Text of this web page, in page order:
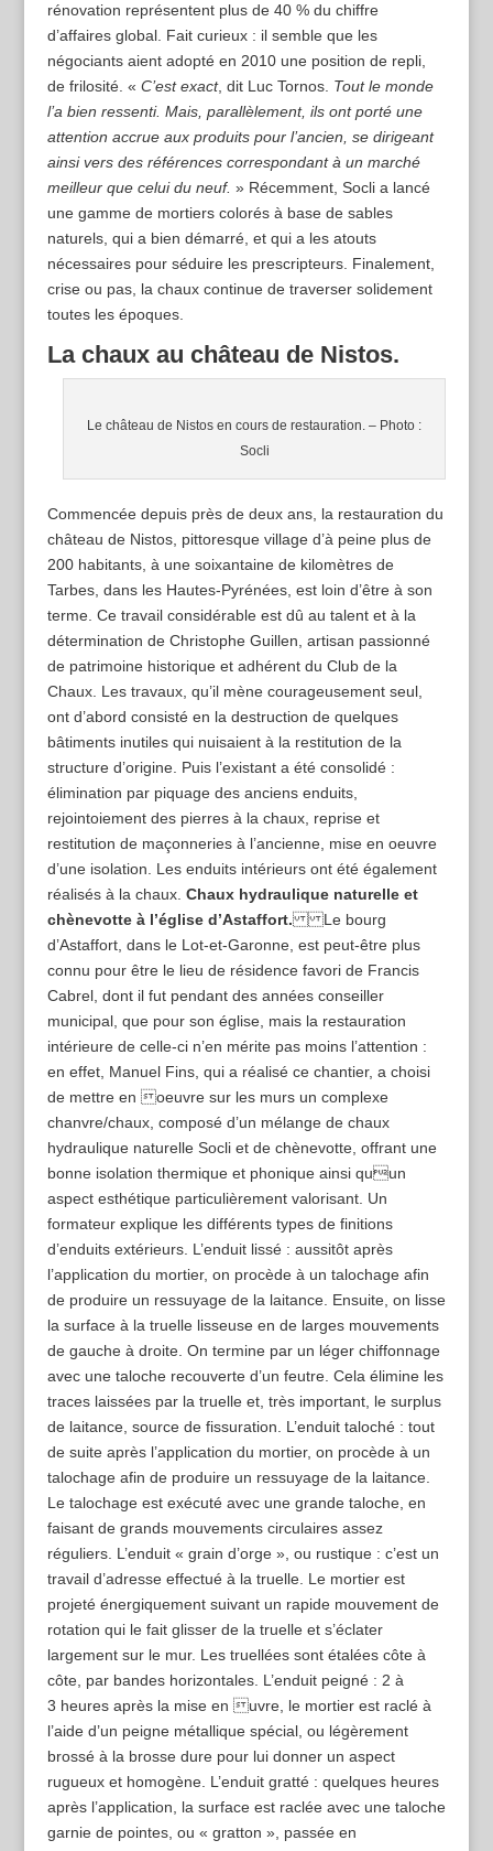
rénovation représentent plus de 40 % du chiffre
d’affaires global. Fait curieux : il semble que les
négociants aient adopté en 2010 une position de repli,
de frilosité. « C’est exact, dit Luc Tornos. Tout le monde
l’a bien ressenti. Mais, parallèlement, ils ont porté une
attention accrue aux produits pour l’ancien, se dirigeant
ainsi vers des références correspondant à un marché
meilleur que celui du neuf. » Récemment, Socli a lancé
une gamme de mortiers colorés à base de sables
naturels, qui a bien démarré, et qui a les atouts
nécessaires pour séduire les prescripteurs. Finalement,
crise ou pas, la chaux continue de traverser solidement
toutes les époques.
La chaux au château de Nistos.
Le château de Nistos en cours de restauration. – Photo :
Socli
Commencée depuis près de deux ans, la restauration du
château de Nistos, pittoresque village d’à peine plus de
200 habitants, à une soixantaine de kilomètres de
Tarbes, dans les Hautes-Pyrénées, est loin d’être à son
terme. Ce travail considérable est dû au talent et à la
détermination de Christophe Guillen, artisan passionné
de patrimoine historique et adhérent du Club de la
Chaux. Les travaux, qu’il mène courageusement seul,
ont d’abord consisté en la destruction de quelques
bâtiments inutiles qui nuisaient à la restitution de la
structure d’origine. Puis l’existant a été consolidé :
élimination par piquage des anciens enduits,
rejointoiement des pierres à la chaux, reprise et
restitution de maçonneries à l’ancienne, mise en oeuvre
d’une isolation. Les enduits intérieurs ont été également
réalisés à la chaux. Chaux hydraulique naturelle et
chènevotte à l’église d’Astaffort.Le bourg
d’Astaffort, dans le Lot-et-Garonne, est peut-être plus
connu pour être le lieu de résidence favori de Francis
Cabrel, dont il fut pendant des années conseiller
municipal, que pour son église, mais la restauration
intérieure de celle-ci n’en mérite pas moins l’attention :
en effet, Manuel Fins, qui a réalisé ce chantier, a choisi
de mettre en oeuvre sur les murs un complexe
chanvre/chaux, composé d’un mélange de chaux
hydraulique naturelle Socli et de chènevotte, offrant une
bonne isolation thermique et phonique ainsi quun
aspect esthétique particulièrement valorisant. Un
formateur explique les différents types de finitions
d’enduits extérieurs. L’enduit lissé : aussitôt après
l’application du mortier, on procède à un talochage afin
de produire un ressuyage de la laitance. Ensuite, on lisse
la surface à la truelle lisseuse en de larges mouvements
de gauche à droite. On termine par un léger chiffonnage
avec une taloche recouverte d’un feutre. Cela élimine les
traces laissées par la truelle et, très important, le surplus
de laitance, source de fissuration. L’enduit taloché : tout
de suite après l’application du mortier, on procède à un
talochage afin de produire un ressuyage de la laitance.
Le talochage est exécuté avec une grande taloche, en
faisant de grands mouvements circulaires assez
réguliers. L’enduit « grain d’orge », ou rustique : c’est un
travail d’adresse effectué à la truelle. Le mortier est
projeté énergiquement suivant un rapide mouvement de
rotation qui le fait glisser de la truelle et s’éclater
largement sur le mur. Les truellées sont étalées côte à
côte, par bandes horizontales. L’enduit peigné : 2 à
3 heures après la mise en uvre, le mortier est raclé à
l’aide d’un peigne métallique spécial, ou légèrement
brossé à la brosse dure pour lui donner un aspect
rugueux et homogène. L’enduit gratté : quelques heures
après l’application, la surface est raclée avec une taloche
garnie de pointes, ou « gratton », passée en